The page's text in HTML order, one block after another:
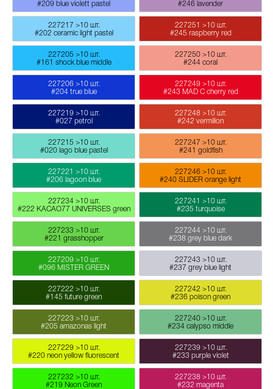
#209 blue violett pastel
227217
#202 ceramic light pastel
>10 шт.
227205
#161 shock blue middle
>10 шт.
227206
#204 true blue
>10 шт.
227219
#027 petrol
>10 шт.
227215
#020 lago blue pastel
>10 шт.
227221
#206 lagoon blue
>10 шт.
227234
#222 KACAO77 UNIVERSES green
>10 шт.
227233
#221 grasshopper
>10 шт.
227209
#096 MISTER GREEN
>10 шт.
227222
#145 future green
>10 шт.
227223
#205 amazonas light
>10 шт.
227229
#220 neon yellow fluorescent
>10 шт.
227232
#219 Neon Green
>10 шт.
#246 lavender
227251
#245 raspberry red
>10 шт.
227250
#244 coral
>10 шт.
227249
#243 MAD C cherry red
>10 шт.
227248
#242 vermilion
>10 шт.
227247
#241 goldfish
>10 шт.
227246
#240 SLIDER orange light
>10 шт.
227241
#235 turquoise
>10 шт.
227244
#238 grey blue dark
>10 шт.
227243
#237 grey blue light
>10 шт.
227242
#236 poison green
>10 шт.
227240
#234 calypso middle
>10 шт.
227239
#233 purple violet
>10 шт.
227238
#232 magenta
>10 шт.